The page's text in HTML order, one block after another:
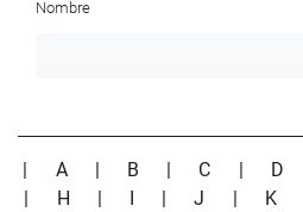
Nombre
| A | B | C | D
| H | I |J | K